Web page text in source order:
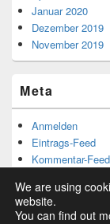
Januar 2020
Dezember 2019
November 2019
Meta
Anmelden
Eintrags-Feed
Kommentar-Feed
We are using
website.
You can find out